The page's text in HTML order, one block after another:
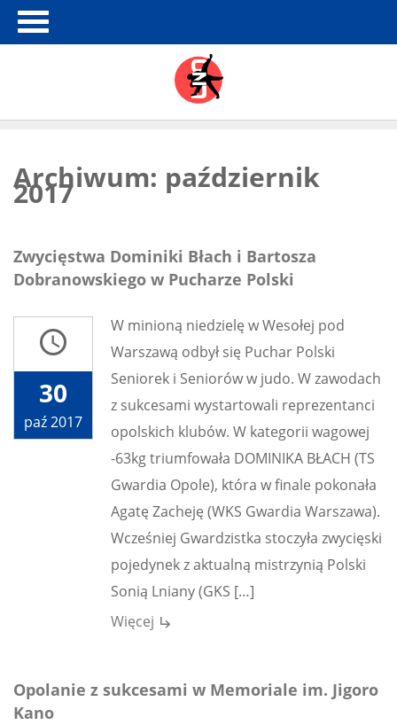
Archiwum: październik
2017
Zwycięstwa Dominiki Błach i Bartosza
Dobranowskiego w Pucharze Polski
access_time
30
paź 2017
W minioną niedzielę w Wesołej pod
Warszawą odbył się Puchar Polski
Seniorek i Seniorów w judo. W zawodach
z sukcesami wystartowali reprezentanci
opolskich klubów. W kategorii wagowej
-63kg triumfowała DOMINIKA BŁACH (TS
Gwardia Opole), która w finale pokonała
Agatę Zacheję (WKS Gwardia Warszawa).
Wcześniej Gwardzistka stoczyła zwycięski
pojedynek z aktualną mistrzynią Polski
Sonią Lniany (GKS […]
Więcej subdirectory_arrow_right
Opolanie z sukcesami w Memoriale im. Jigoro
Kano